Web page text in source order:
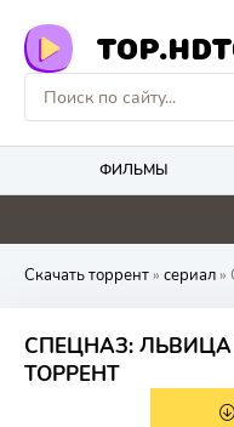
ФИЛЬМЫ
4.1 5.2
Скачать торрент» сериал»
СПЕЦНАЗ: ЛЬВИЦА
ТОРРЕНТ
3 сезон 1
7.238